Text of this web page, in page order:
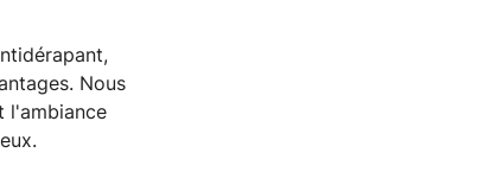
Nous
l'ambiance